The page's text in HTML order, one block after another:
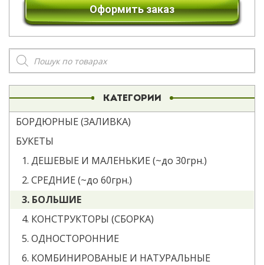
Оформить заказ
Поиск
товаров
КАТЕГОРИИ
БОРДЮРНЫЕ (ЗАЛИВКА)
БУКЕТЫ
1. ДЕШЕВЫЕ И МАЛЕНЬКИЕ (~до 30грн.)
2. СРЕДНИЕ (~до 60грн.)
3. БОЛЬШИЕ
4. КОНСТРУКТОРЫ (СБОРКА)
5. ОДНОСТОРОННИЕ
6. КОМБИНИРОВАНЫЕ И НАТУРАЛЬНЫЕ